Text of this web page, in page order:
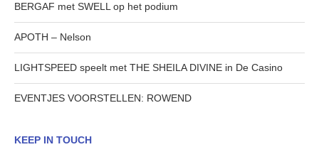
BERGAF met SWELL op het podium
APOTH – Nelson
LIGHTSPEED speelt met THE SHEILA DIVINE in De Casino
EVENTJES VOORSTELLEN: ROWEND
KEEP IN TOUCH